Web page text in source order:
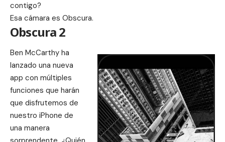
contigo?
Esa cámara es Obscura.
Obscura 2
Ben McCarthy ha
lanzado una nueva
app con múltiples
funciones que harán
que disfrutemos de
nuestro iPhone de
una manera